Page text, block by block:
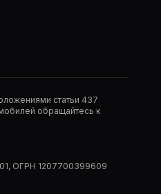
статьи 437
обращайтесь к
ОГРН 1207700399609